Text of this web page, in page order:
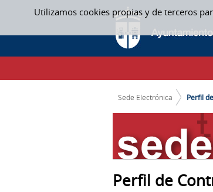
Utilizamos cookies propias y de terceros
Saltar al contenido
PERFIL DE CONTRATANTE
CAMINO DE MIGAS
Sede Electrónica Perfil
Perfil de